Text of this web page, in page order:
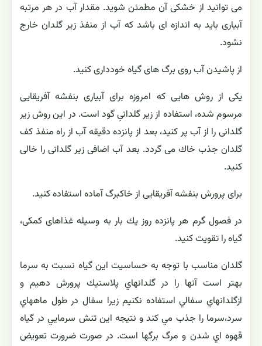
می توانید از خشكی آن مطمئن شوید. مقدار آب در هر مرتبه
آبیاری باید به اندازه ای باشد كه آب از منفذ زیر گلدان خارج
نشود.
از پاشیدن آب روی برگ های گیاه خودداری كنید.
یكی از روش هایی كه امروزه برای آبیاری بنفشه آفریقایی
مرسوم شده، استفاده از زیر گلدانیِ گود است. در این روش زیر
گلدانی را از آب پر كنید، بعد از پانزده دقیقه آب از راه منفذ كف
گلدان جذب خاك می گردد. بعد آب اضافی زیر گلدانی را خالی
كنید.
برای پرورش بنفشه آفریقایی از خاكبرگ آماده استفاده كنید.
در فصول گرم هر پانزده روز یك بار به وسیله غذاهای كمكی،
گیاه را تقویت كنید.
گلدان مناسب با توجه به حساسيت اين گياه نسبت به سرما
بهتر است آنها را در گلدانهاي پلاستيك پرورش دهيم و
ازگلدانهاي سفالي استفاده نكنيم زيرا سفال در طول ماههاي
سرد،سرما را جذب مي كند و نتيجه اين تنش سرمايي در گياه
قهوه اي شدن و مرگ برگها است. در صورت ضرورت تعويض